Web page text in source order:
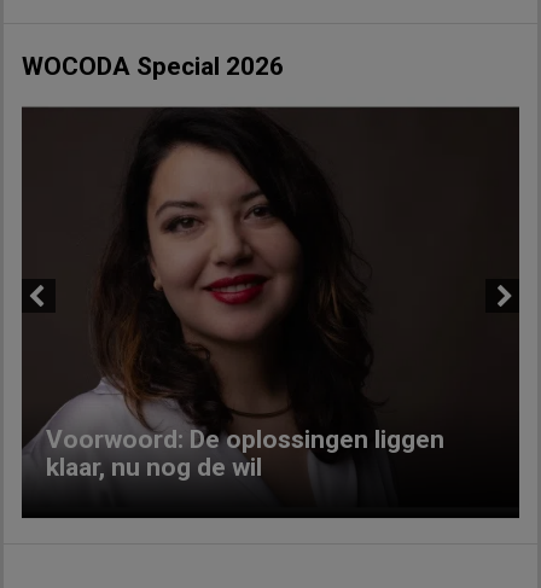
WOCODA Special 2026
Voorwoord: De oplossingen liggen
klaar, nu nog de wil